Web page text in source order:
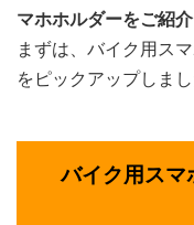
マホホルダーをご紹介
まずは、バイク用ス
をピックアップしま
バイク用ス